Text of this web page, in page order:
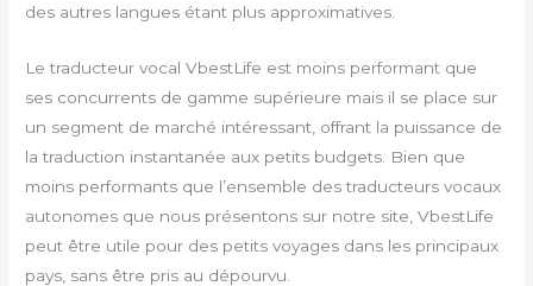
des autres langues étant plus approximatives.
Le traducteur vocal VbestLife est moins performant que
ses concurrents de gamme supérieure mais il se place sur
un segment de marché intéressant, offrant la puissance de
la traduction instantanée aux petits budgets. Bien que
moins performants que l’ensemble des traducteurs vocaux
autonomes que nous présentons sur notre site, VbestLife
peut être utile pour des petits voyages dans les principaux
pays, sans être pris au dépourvu.